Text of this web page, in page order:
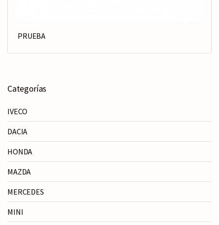
PRUEBA
Categorías
IVECO
DACIA
HONDA
MAZDA
MERCEDES
MINI